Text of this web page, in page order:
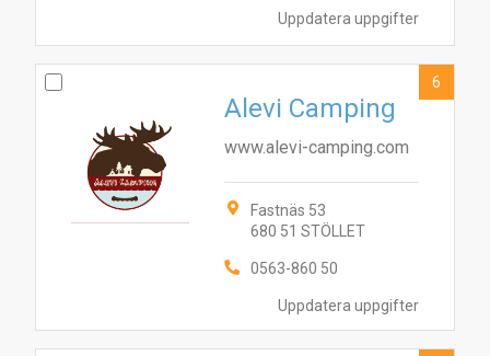
Uppdatera uppgifter
Uppdatera uppgifter
Alevi Camping
www.alevi-camping.com
Fastnäs 53
680 51 STÖLLET
0563-860 50
6